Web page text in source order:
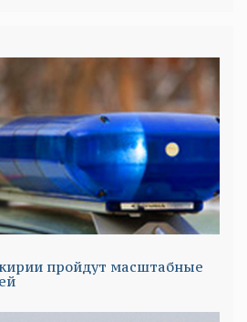
пройдут масштабные